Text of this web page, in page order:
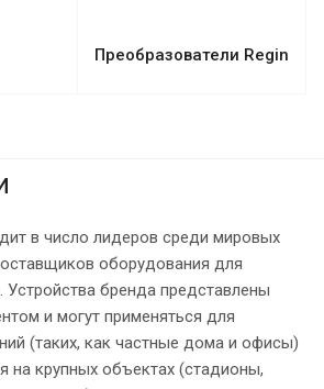
Преобразователи Regin
в число лидеров среди мировых
оборудования для
Устройства бренда представлены
и могут применяться для
(таких, как частные дома и офисы)
на крупных объектах (стадионы,